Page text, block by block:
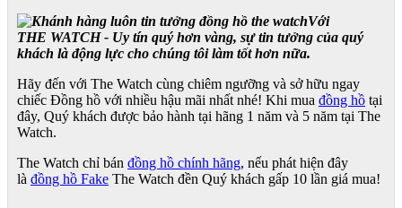
Với
THE WATCH - Uy tín quý hơn vàng, sự tin tưởng của quý
khách là động lực cho chúng tôi làm tốt hơn nữa.
Hãy đến với The Watch cùng chiêm ngưỡng và sở hữu ngay
chiếc Đồng hồ với nhiều hậu mãi nhất nhé! Khi mua đồng hồ tại
đây, Quý khách được bảo hành tại hãng 1 năm và 5 năm tại The
Watch.
The Watch chỉ bán đồng hồ chính hãng, nếu phát hiện đây
là đồng hồ Fake The Watch đền Quý khách gấp 10 lần giá mua!